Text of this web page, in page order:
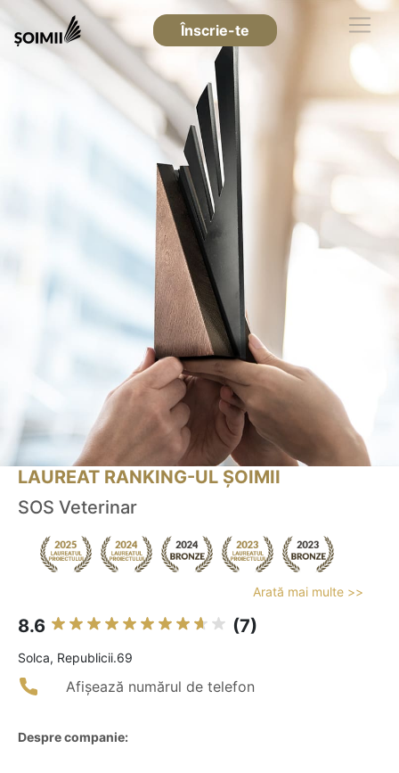
Înscrie-te
LAUREAT RANKING-UL ȘOIMII
SOS Veterinar
Arată mai multe >>
8.6 (7)
Solca, Republicii.69
Afișează numărul de telefon
Despre companie: